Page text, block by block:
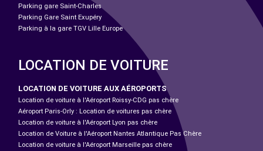
Parking gare Saint-Charles
Parking Gare Saint Exupéry
Parking à la gare TGV Lille Europe
LOCATION DE VOITURE
LOCATION DE VOITURE AUX AÉROPORTS
Location de voiture à l'Aéroport Roissy-CDG pas chère
Aéroport Paris-Orly : Location de voitures pas chère
Location de voiture à l'Aéroport Lyon pas chère
Location de Voiture à l'Aéroport Nantes Atlantique Pas Chère
Location de voiture à l'Aéroport Marseille pas chère